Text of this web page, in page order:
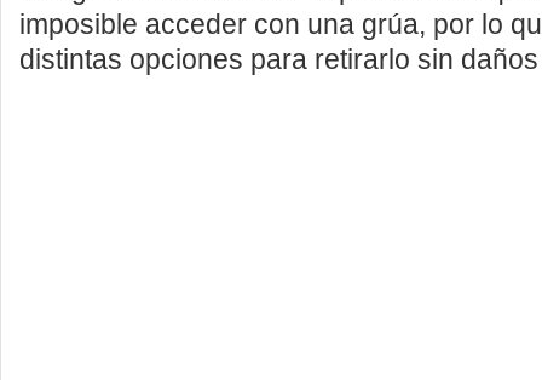
imposible acceder con una grúa, por lo
distintas opciones para retirarlo sin